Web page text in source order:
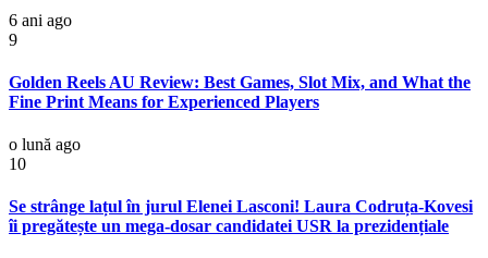
6 ani ago
9
Golden Reels AU Review: Best Games, Slot Mix, and What the
Fine Print Means for Experienced Players
o lună ago
10
Se strânge lațul în jurul Elenei Lasconi! Laura Codruța-Kovesi
îi pregătește un mega-dosar candidatei USR la prezidențiale